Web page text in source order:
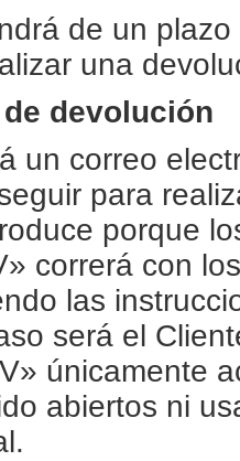
de un
una
devolución
un correo
para
porque
correrá con
las
será el
únicamente
abiertos ni